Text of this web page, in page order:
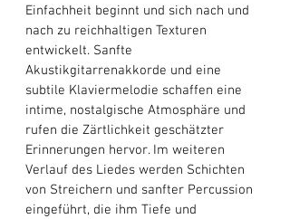
Einfachheit beginnt und sich nach und
nach zu reichhaltigen Texturen
entwickelt. Sanfte
Akustikgitarrenakkorde und eine
subtile Klaviermelodie schaffen eine
intime, nostalgische Atmosphäre und
rufen die Zärtlichkeit geschätzter
Erinnerungen hervor. Im weiteren
Verlauf des Liedes werden Schichten
von Streichern und sanfter Percussion
eingeführt, die ihm Tiefe und